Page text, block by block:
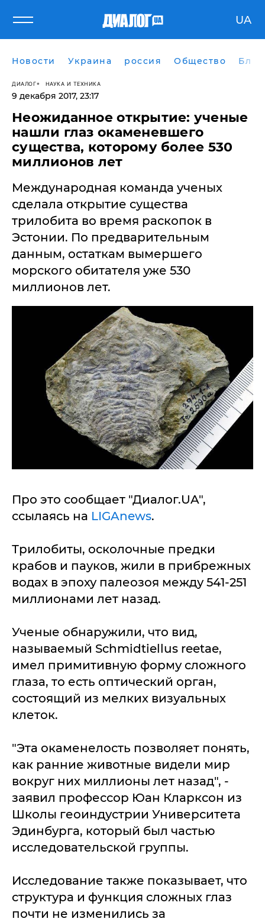
UA
Новости Украина россия Общество
ДИАЛОГ НАУКА И ТЕХНИКА
9 декабря 2017, 23:17
Неожиданное открытие: ученые
нашли глаз окаменевшего
существа, которому более 530
миллионов лет
Международная команда ученых
сделала открытие существа
трилобита во время раскопок в
Эстонии. По предварительным
данным, остаткам вымершего
морского обитателя уже 530
миллионов лет.
Про это сообщает "Диалог.UA",
ссылаясь на LIGAnews.
Трилобиты, осколочные предки
крабов и пауков, жили в прибрежных
водах в эпоху палеозоя между 541-251
миллионами лет назад.
Ученые обнаружили, что вид,
называемый Schmidtiellus reetae,
имел примитивную форму сложного
глаза, то есть оптический орган,
состоящий из мелких визуальных
клеток.
"Эта окаменелость позволяет понять,
как ранние животные видели мир
вокруг них миллионы лет назад", -
заявил профессор Юан Кларксон из
Школы геоиндустрии Университета
Эдинбурга, который был частью
исследовательской группы.
Исследование также показывает, что
структура и функция сложных глаз
почти не изменились за